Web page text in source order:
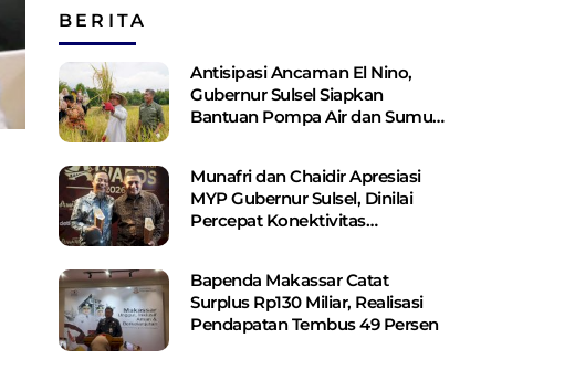
BERITA
Antisipasi Ancaman El Nino,
Gubernur Sulsel Siapkan
Bantuan Pompa Air dan Sumur
Munafri dan Chaidir Apresiasi
MYP Gubernur Sulsel, Dinilai
Percepat Konektivitas
Bapenda Makassar Catat
Surplus Rp130 ​​Miliar, Realisasi
Pendapatan Tembus 49 Persen